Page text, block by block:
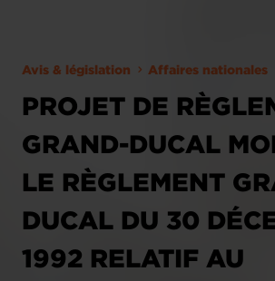
Avis & législation Affaires nationales
PROJET DE
GRAND-DUCAL
LE RÈGLEMENT
DUCAL DU 30
1992 RELATIF AU